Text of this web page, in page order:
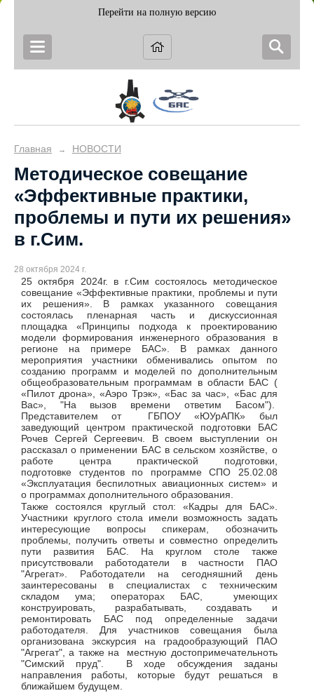
Перейти на полную версию
Главная → НОВОСТИ
Методическое совещание
«Эффективные практики,
проблемы и пути их решения»
в г.Сим.
28 октября 2024 г.
25 октября 2024г. в г.Сим состоялось методическое
совещание «Эффективные практики, проблемы и пути
их решения». В рамках указанного совещания
состоялась пленарная часть и дискуссионная
площадка «Принципы подхода к проектированию
модели формирования инженерного образования в
регионе на примере БАС». В рамках данного
мероприятия участники обменивались опытом по
созданию программ и моделей по дополнительным
общеобразовательным программам в области БАС (
«Пилот дрона», «Аэро Трэк», «Бас за час», «Бас для
Вас», "На вызов времени ответим Басом").
Представителем от ГБПОУ «ЮУрАПК» был
заведующий центром практической подготовки БАС
Рочев Сергей Сергеевич. В своем выступлении он
рассказал о применении БАС в сельском хозяйстве, о
работе центра практической подготовки,
подготовке студентов по программе СПО 25.02.08
«Эксплуатация беспилотных авиационных систем» и
о программах дополнительного образования.
Также состоялся круглый стол: «Кадры для БАС».
Участники круглого стола имели возможность задать
интересующие вопросы спикерам, обозначить
проблемы, получить ответы и совместно определить
пути развития БАС. На круглом столе также
присутствовали работодатели в частности ПАО
"Агрегат». Работодатели на сегодняшний день
заинтересованы в специалистах с техническим
складом ума; операторах БАС, умеющих
конструировать, разрабатывать, создавать и
ремонтировать БАС под определенные задачи
работодателя. Для участников совещания была
организована экскурсия на градообразующий ПАО
"Агрегат", а также на местную достопримечательноть
"Симский пруд". В ходе обсуждения заданы
направления работы, которые будут решаться в
ближайшем будущем.